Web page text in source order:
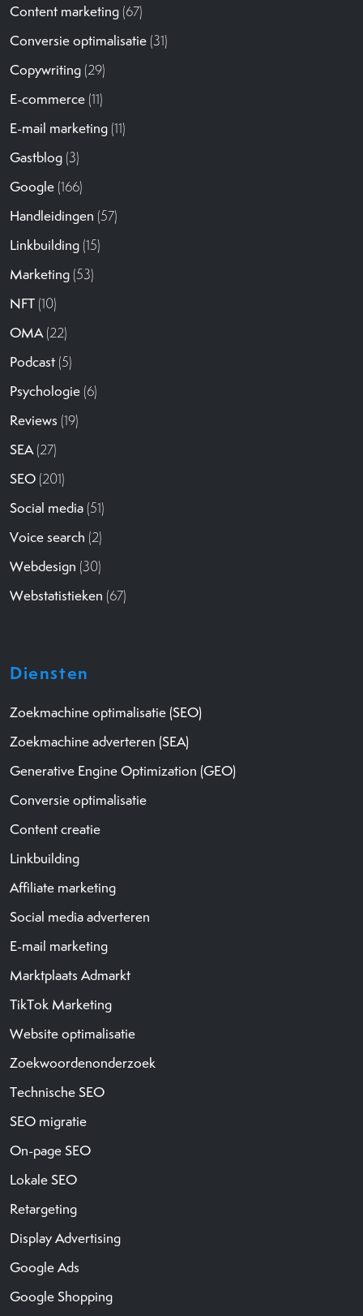
Content marketing (67)
Conversie optimalisatie (31)
Copywriting (29)
E-commerce (11)
E-mail marketing (11)
Gastblog (3)
Google (166)
Handleidingen (57)
Linkbuilding (15)
Marketing (53)
NFT (10)
OMA(22)
Podcast (5)
Psychologie (6)
Reviews (19)
SEA(27)
SEO (201)
Social media (51)
Voice search (2)
Webdesign (30)
Webstatistieken (67)
Diensten
Zoekmachine optimalisatie (SEO)
Zoekmachine adverteren (SEA)
Generative Engine Optimization (GEO)
Conversie optimalisatie
Content creatie
Linkbuilding
Affiliate marketing
Social media adverteren
E-mail marketing
Marktplaats Admarkt
TikTok Marketing
Website optimalisatie
Zoekwoordenonderzoek
Technische SEO
SEO migratie
On-page SEO
Lokale SEO
Retargeting
Display Advertising
Google Ads
Google Shopping